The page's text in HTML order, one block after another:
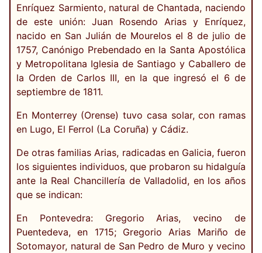
Enríquez Sarmiento, natural de Chantada, naciendo
de este unión: Juan Rosendo Arias y Enríquez,
nacido en San Julián de Mourelos el 8 de julio de
1757, Canónigo Prebendado en la Santa Apostólica
y Metropolitana Iglesia de Santiago y Caballero de
la Orden de Carlos III, en la que ingresó el 6 de
septiembre de 1811.
En Monterrey (Orense) tuvo casa solar, con ramas
en Lugo, El Ferrol (La Coruña) y Cádiz.
De otras familias Arias, radicadas en Galicia, fueron
los siguientes individuos, que probaron su hidalguía
ante la Real Chancillería de Valladolid, en los años
que se indican:
En Pontevedra: Gregorio Arias, vecino de
Puentedeva, en 1715; Gregorio Arias Mariño de
Sotomayor, natural de San Pedro de Muro y vecino